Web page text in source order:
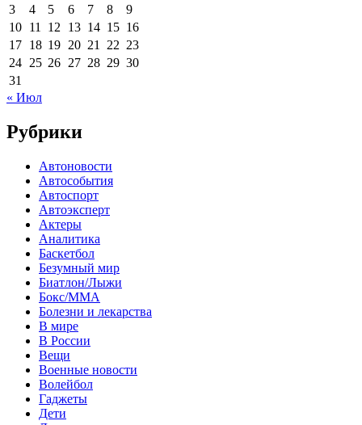
3
4 5 6 7 8
9
10 11 12 13 14 15 16
17 18 19 20 21 22 23
24 25 26 27 28 29 30
31
« Июл
Рубрики
Автоновости
Автособытия
Автоспорт
Автоэксперт
Актеры
Аналитика
Баскетбол
Безумный мир
Биатлон/Лыжи
Бокс/MMA
Болезни и лекарства
В мире
В России
Вещи
Военные новости
Волейбол
Гаджеты
Дети